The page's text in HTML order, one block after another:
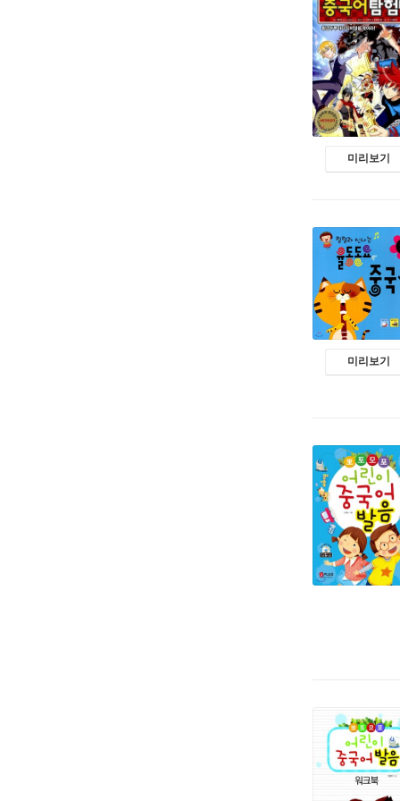
미리보기
미리보기